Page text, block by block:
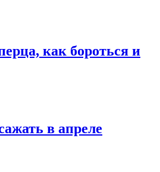
как бороться и
в апреле